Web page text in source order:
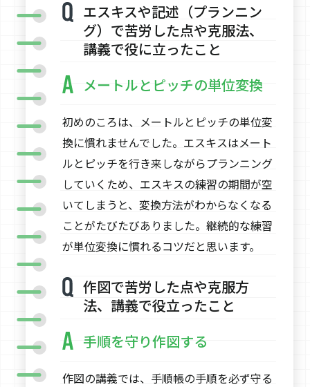
エスキスや記述（プランニン
グ）で苦労した点や克服法、
講義で役に立ったこと
メートルとピッチの単位変換
初めのころは、メートルとピッチの単位変
換に慣れませんでした。エスキスはメート
ルとピッチを行き来しながらプランニング
していくため、エスキスの練習の期間が空
いてしまうと、変換方法がわからなくなる
ことがたびたびありました。継続的な練習
が単位変換に慣れるコツだと思います。
作図で苦労した点や克服方
法、講義で役立ったこと
手順を守り作図する
作図の講義では、手順帳の手順を必ず守る